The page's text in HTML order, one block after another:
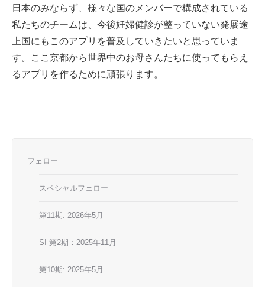
日本のみならず、様々な国のメンバーで構成されている
私たちのチームは、今後妊婦健診が整っていない発展途
上国にもこのアプリを普及していきたいと思っていま
す。ここ京都から世界中のお母さんたちに使ってもらえ
るアプリを作るために頑張ります。
フェロー
スペシャルフェロー
第11期: 2026年5月
SI 第2期：2025年11月
第10期: 2025年5月